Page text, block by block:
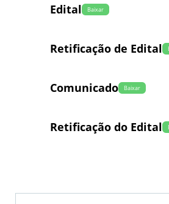
Edital Baixar
Retificação de Edital
Comunicado Baixar
Retificação do Edital